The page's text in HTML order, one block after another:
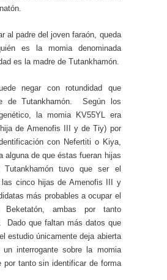
al padre del joven faraón, queda
es la momia denominada
es la madre de Tutankhamón.
negar con rotundidad que
de Tutankhamón. Según los
la momia KV55YL era
de Amenofis III y de Tiy) por
con Nefertiti o Kiya,
alguna de que éstas fueran hijas
tuvo que ser el
las cinco hijas de Amenofis III y
más probables a ocupar el
ambas por tanto
Dado que faltan más datos que
estudio únicamente deja abierta
interrogante sobre la momia
por tanto sin identificar de forma